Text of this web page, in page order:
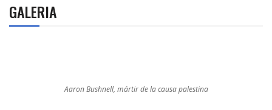
GALERIA
Aaron Bushnell, mártir de la causa palestina